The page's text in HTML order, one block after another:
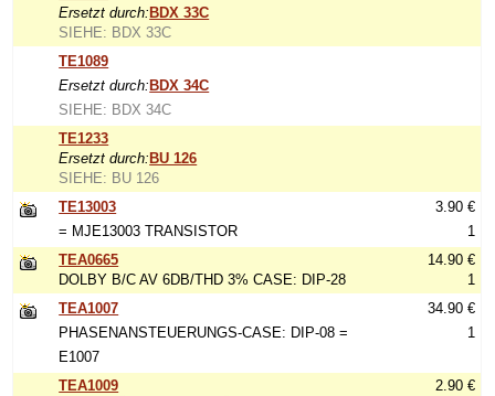
Ersetzt durch: BDX 33C
SIEHE: BDX 33C
TE1089
Ersetzt durch: BDX 34C
SIEHE: BDX 34C
TE1233
Ersetzt durch: BU 126
SIEHE: BU 126
TE13003
= MJE13003 TRANSISTOR
3.90 €
1
TEA0665
DOLBY B/C AV 6DB/THD 3% CASE: DIP-28
14.90 €
1
TEA1007
PHASENANSTEUERUNGS-CASE: DIP-08 =
E1007
34.90 €
1
TEA1009
2.90 €